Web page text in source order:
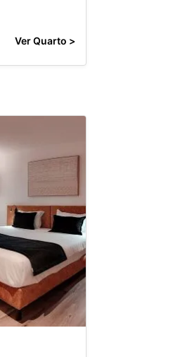
Ver Quarto >